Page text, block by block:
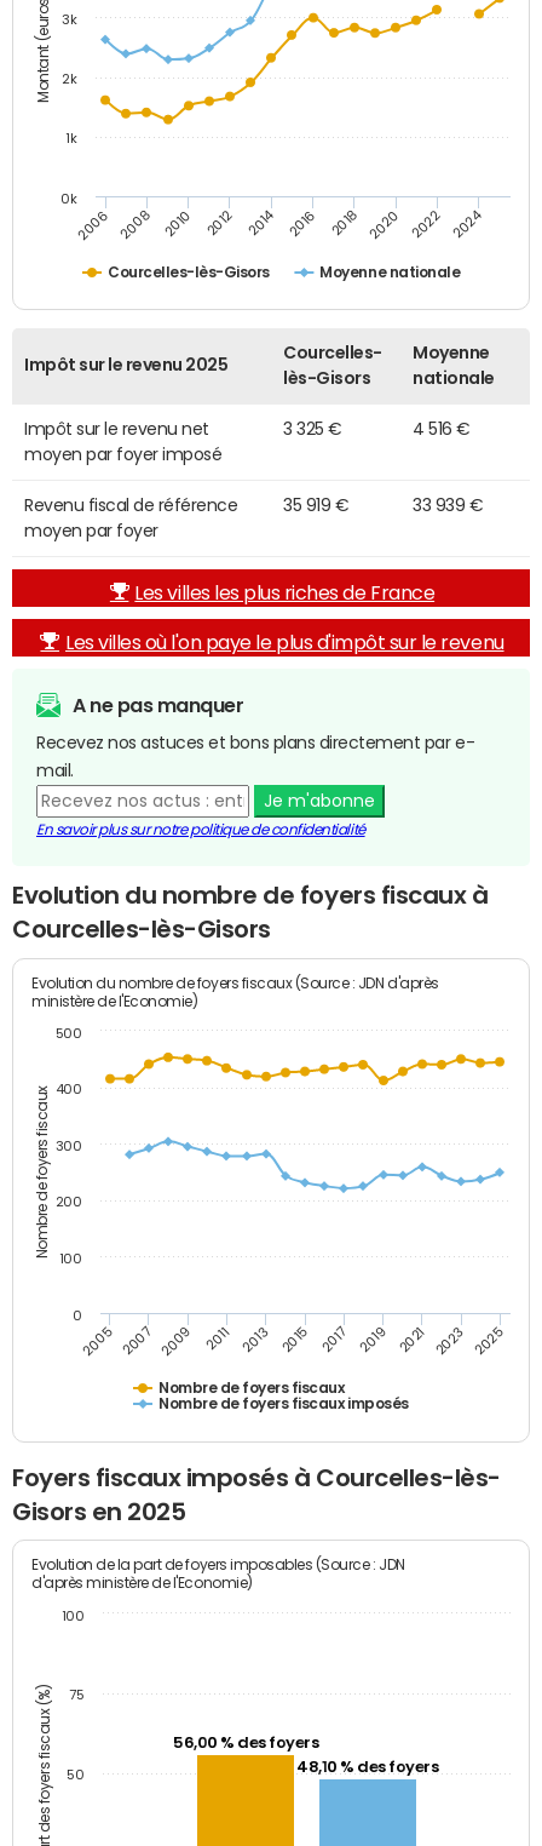
Montant (euros)
Courcelles-lès-Gisors Moyenne nationale
2006 2008 2010 2012 2014 2016 2018 2020 2022 2024
0k
1k
2k
3k
Impôt sur le revenu 2025
Courcelles-
lès-Gisors
Moyenne
nationale
Impôt sur le revenu net
moyen par foyer imposé
3 325 € 4 516 €
Revenu fiscal de référence
moyen par foyer
35 919 € 33 939 €
Les villes les plus riches de France
Les villes où l'on paye le plus d'impôt sur le revenu
A ne pas manquer
Recevez nos astuces et bons plans directement par e-
mail.
Je m'abonne
En savoir plus sur notre politique de confidentialité
Evolution du nombre de foyers fiscaux à
Courcelles-lès-Gisors
Nombre de foyers fiscaux
Evolution du nombre de foyers fiscaux (Source : JDN d'après
ministère de l'Economie)
Nombre de foyers fiscaux
Nombre de foyers fiscaux imposés
2005 2007 2009 2011 2013 2015 2017 2019 2021 2023 2025
0
100
200
300
400
500
Foyers fiscaux imposés à Courcelles-lès-
Gisors en 2025
Part des foyers fiscaux (%)
Evolution de la part de foyers imposables (Source : JDN
d'après ministère de l'Economie)
56,00 % des foyers
48,10 % des foyers
50
75
100